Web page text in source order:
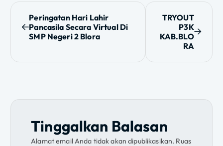
N
v
g
Peringatan Hari Lahir
Pancasila Secara Virtual Di
SMP Negeri 2 Blora
TRYOUT
P3K
KAB.BLO
RA
Tinggalkan Balasan
Alamat email Anda tidak akan dipublikasikan. Ruas